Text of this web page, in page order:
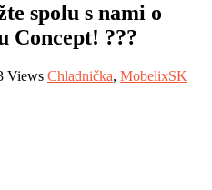
spolu s nami o
Concept! ??️?
Views Chladnička, MobelixSK